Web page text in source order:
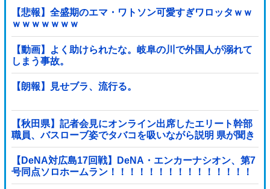
【悲報】全盛期のエマ・ワトソン可愛すぎワロッタｗｗ
ｗｗｗｗｗｗｗ
【動画】よく助けられたな。岐阜の川で外国人が溺れて
しまう事故。
【朗報】見せブラ、流行る。
【秋田県】記者会見にオンライン出席したエリート幹部
職員、バスローブ姿でタバコを吸いながら説明 県が聞き
取りへ
【DeNA対広島17回戦】DeNA・エンカーナシオン、第7
号同点ソロホームラン！！！！！！！！！！！！！！！
他